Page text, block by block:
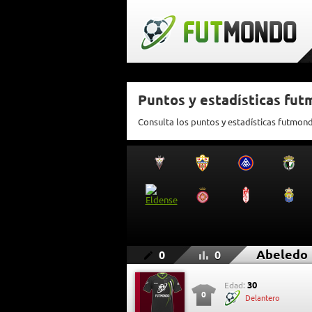
Puntos y estadísticas
Consulta los puntos y estadísticas
0 0 Abeledo
0
Edad: 30
Delantero